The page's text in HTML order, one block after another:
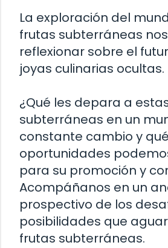
La exploración del
frutas subterráneas
reflexionar sobre el
joyas culinarias ocultas.
¿Qué les depara a
subterráneas en un
constante cambio y qué
oportunidades
para su promoción y
Acompáñanos en un
prospectivo de los
posibilidades que
frutas subterráneas.